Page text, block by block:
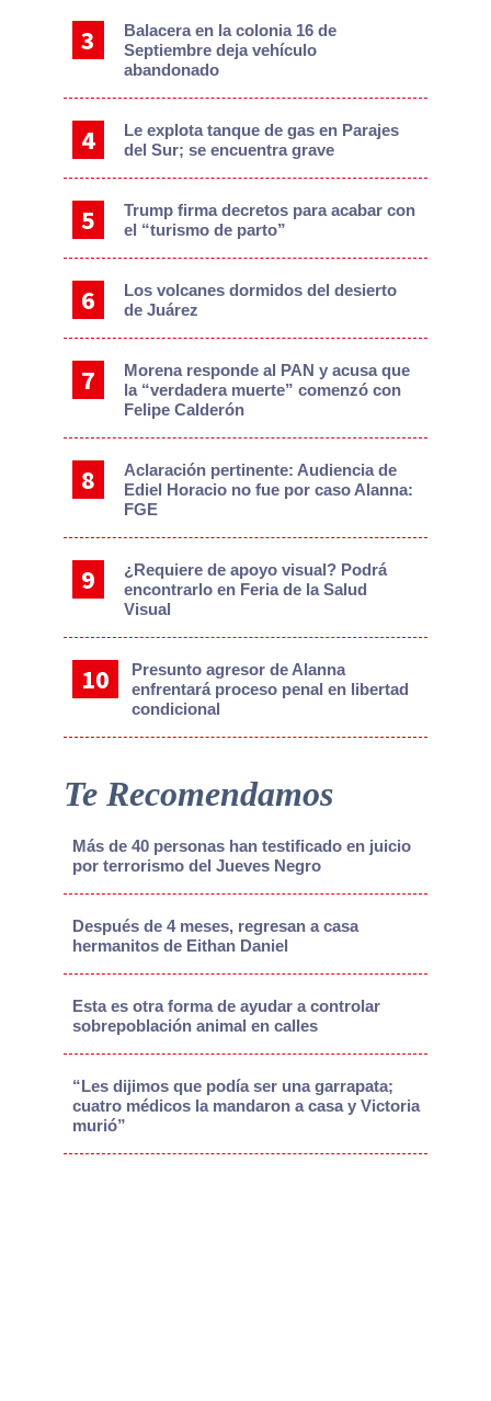
Balacera en la colonia 16 de
Septiembre deja vehículo
abandonado
Le explota tanque de gas en Parajes
del Sur; se encuentra grave
Trump firma decretos para acabar con
el “turismo de parto”
Los volcanes dormidos del desierto
de Juárez
Morena responde al PAN y acusa que
la “verdadera muerte” comenzó con
Felipe Calderón
Aclaración pertinente: Audiencia de
Ediel Horacio no fue por caso Alanna:
FGE
¿Requiere de apoyo visual? Podrá
encontrarlo en Feria de la Salud
Visual
Presunto agresor de Alanna
enfrentará proceso penal en libertad
condicional
Te Recomendamos
Más de 40 personas han testificado en juicio
por terrorismo del Jueves Negro
Después de 4 meses, regresan a casa
hermanitos de Eithan Daniel
Esta es otra forma de ayudar a controlar
sobrepoblación animal en calles
“Les dijimos que podía ser una garrapata;
cuatro médicos la mandaron a casa y Victoria
murió”